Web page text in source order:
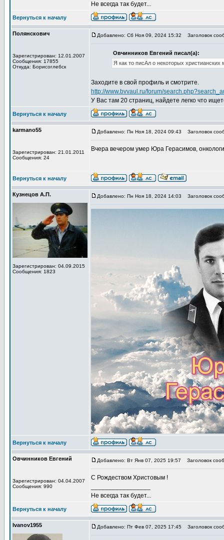
Не всегда так будет...
Вернуться к началу
Полянскович
Зарегистрирован: 12.01.2007
Сообщения: 17855
Откуда: Борисоглебск
Добавлено: Сб Ноя 09, 2024 15:32 Заголовок
Овчинников Евгений писал(а):
Я как то писАл о некоторых
Заходите в свой профиль и смотрите.
http://www.bvvaul.ru/forum/
У Вас там 20 страниц, найдете легко что
Вернуться к началу
karmano55
Зарегистрирован: 21.01.2011
Сообщения: 24
Добавлено: Пн Ноя 18, 2024 09:43 Заголовок
Вчера вечером умер Юра Герасимов,
Вернуться к началу
Кузнецов А.П.
Зарегистрирован: 04.09.2015
Сообщения: 1823
Добавлено: Пн Ноя 18, 2024 14:03 Заголовок
Вернуться к началу
Овчинников Евгений
Зарегистрирован: 04.04.2007
Сообщения: 990
Добавлено: Вт Янв 07, 2025 19:57 Заголовок
С Рождеством Христовым !
Не всегда так будет...
Вернуться к началу
Ivanov1955 Добавлено: Пт Фев 07, 2025 17:45 Заголовок